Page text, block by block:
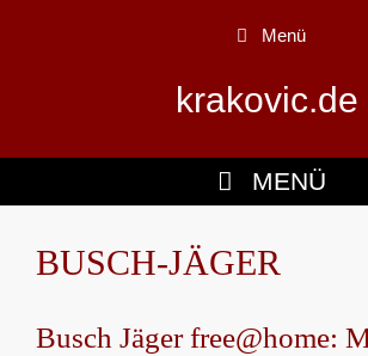
Menü
krakovic.de
MENÜ
BUSCH-JÄGER
Busch Jäger free@home: